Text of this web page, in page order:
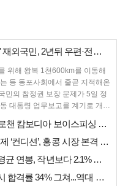
투표하러 '왕복 1천600km' 재외국민, 2년뒤 우편·전자투표 할까
위해 왕복 1천600km를 이동해
등 동포사회에서 줄곧 지적해온
민의 참정권 보장 문제가 5일 정
대통령 업무보고를 계기로 개선
재외동포 속여 123억 가로챈 캄보디아 보이스피싱 일당 검거
대한민국 대표 숙취해소제 ‘컨디션’, 홍콩 시장 본격 상륙… 왓슨스 입점…
[홍콩사회] 홍콩 대졸자 평균 연봉, 작년보다 2.1% 오른 33만 6천…
[홍콩교육] 홍콩 대학 입시 합격률 34% 그쳐...역대 최저